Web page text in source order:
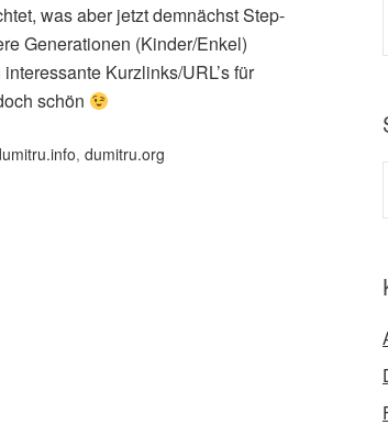
was aber jetzt demnächst Step-
Generationen (Kinder/Enkel)
Kurzlinks/URL’s für
schön
, dumitru.org